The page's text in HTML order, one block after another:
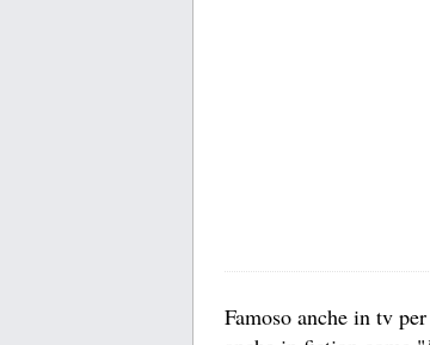
Famoso anche in tv